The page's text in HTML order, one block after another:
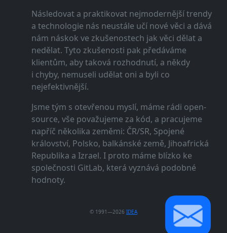
Následovat a praktikovat nejmodernější trendy
a technologie nás neustále učí nové věci a dává
nám náskok ve zkušenostech jak věci dělat a
nedělat. Tyto zkušenosti pak předáváme
klientům, aby taková rozhodnutí, a někdy
i chyby, nemuseli udělat oni a byli co
nejefektivnější.
Jsme tým s otevřenou myslí, máme rádi open-
source, vše považujeme za kód, a pracujeme
napříč několika zeměmi: ČR/SR, Spojené
království, Polsko, balkánské země, Jihoafrická
Republika a Izrael. I proto máme blízko ke
společnosti GitLab, která vyznává podobné
hodnoty.
© 1991—2026 IDEA